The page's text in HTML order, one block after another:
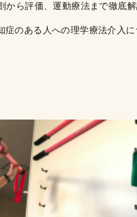
から評価、運動療法まで徹底
症のある人への理学療法介入